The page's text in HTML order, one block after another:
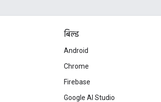
बिल्ड
Android
Chrome
Firebase
Google AI Studio